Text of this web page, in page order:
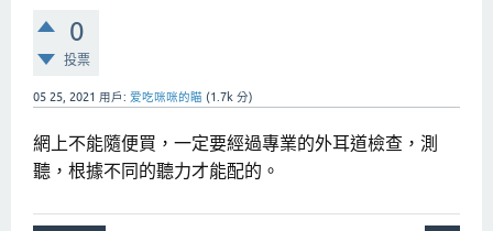
0
投票
05 25, 2021 用戶: 爱吃咪咪的瞄 (1.7k 分)
網上不能隨便買，一定要經過專業的外耳道檢查，測
聽，根據不同的聽力才能配的。